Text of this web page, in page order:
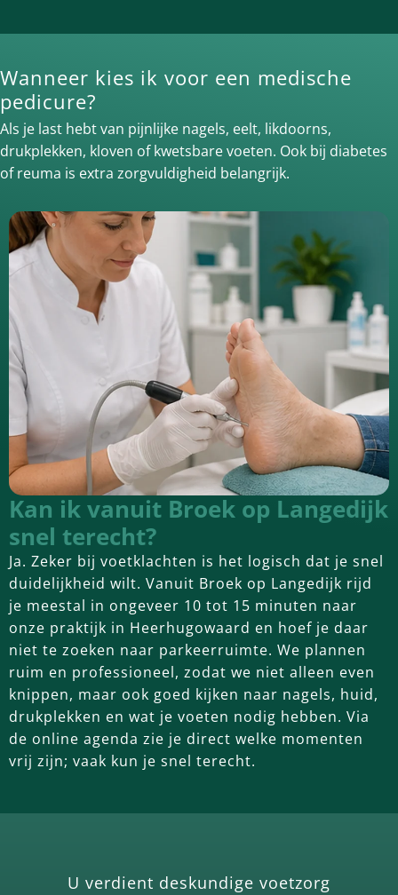
Wanneer kies ik voor een medische
pedicure?
Als je last hebt van pijnlijke nagels, eelt, likdoorns,
drukplekken, kloven of kwetsbare voeten. Ook bij diabetes
of reuma is extra zorgvuldigheid belangrijk.
Kan ik vanuit Broek op Langedijk
snel terecht?
Ja. Zeker bij voetklachten is het logisch dat je snel
duidelijkheid wilt. Vanuit Broek op Langedijk rijd
je meestal in ongeveer 10 tot 15 minuten naar
onze praktijk in Heerhugowaard en hoef je daar
niet te zoeken naar parkeerruimte. We plannen
ruim en professioneel, zodat we niet alleen even
knippen, maar ook goed kijken naar nagels, huid,
drukplekken en wat je voeten nodig hebben. Via
de online agenda zie je direct welke momenten
vrij zijn; vaak kun je snel terecht.
U verdient deskundige voetzorg